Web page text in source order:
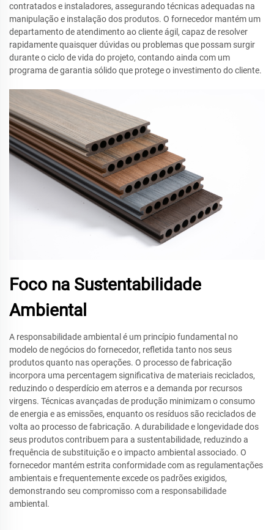
contratados e instaladores, assegurando técnicas adequadas na
manipulação e instalação dos produtos. O fornecedor mantém um
departamento de atendimento ao cliente ágil, capaz de resolver
rapidamente quaisquer dúvidas ou problemas que possam surgir
durante o ciclo de vida do projeto, contando ainda com um
programa de garantia sólido que protege o investimento do cliente.
Foco na Sustentabilidade
Ambiental
A responsabilidade ambiental é um princípio fundamental no
modelo de negócios do fornecedor, refletida tanto nos seus
produtos quanto nas operações. O processo de fabricação
incorpora uma percentagem significativa de materiais reciclados,
reduzindo o desperdício em aterros e a demanda por recursos
virgens. Técnicas avançadas de produção minimizam o consumo
de energia e as emissões, enquanto os resíduos são reciclados de
volta ao processo de fabricação. A durabilidade e longevidade dos
seus produtos contribuem para a sustentabilidade, reduzindo a
frequência de substituição e o impacto ambiental associado. O
fornecedor mantém estrita conformidade com as regulamentações
ambientais e frequentemente excede os padrões exigidos,
demonstrando seu compromisso com a responsabilidade
ambiental.